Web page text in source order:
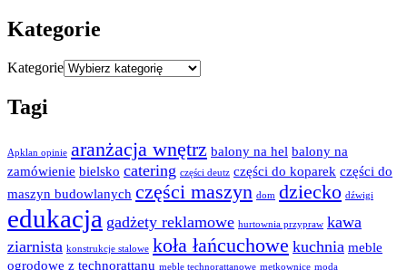
Kategorie
Kategorie
Tagi
Apklan opinie aranżacja wnętrz balony na hel balony na
zamówienie bielsko catering części deutz części do koparek części do
maszyn budowlanych części maszyn dom dziecko dźwigi
edukacja gadżety reklamowe hurtownia przypraw kawa
ziarnista konstrukcje stalowe koła łańcuchowe kuchnia meble
ogrodowe z technorattanu meble technorattanowe metkownice moda